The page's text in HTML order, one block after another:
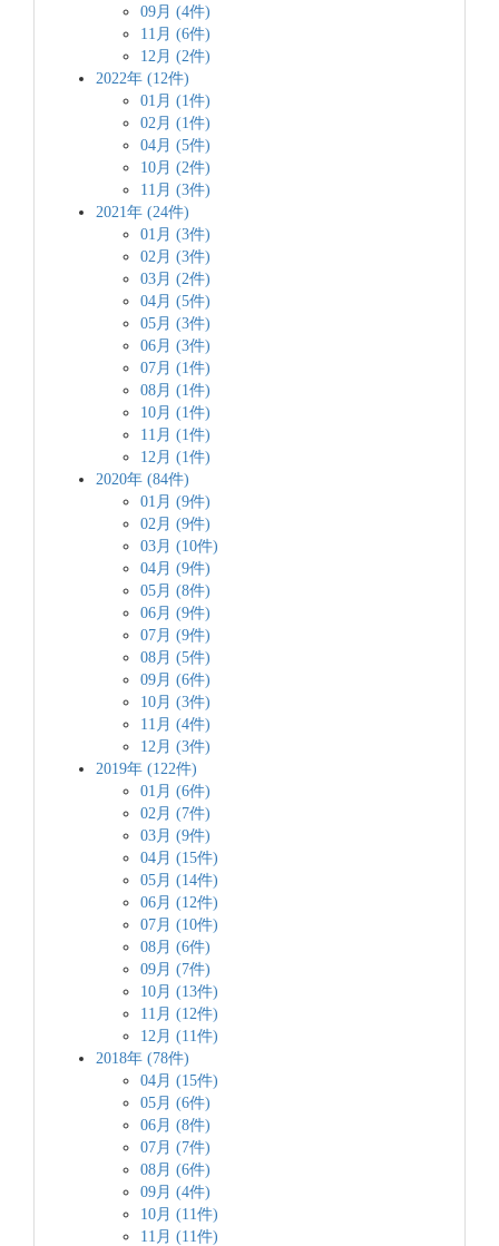
09月 (4件)
11月 (6件)
12月 (2件)
2022年 (12件)
01月 (1件)
02月 (1件)
04月 (5件)
10月 (2件)
11月 (3件)
2021年 (24件)
01月 (3件)
02月 (3件)
03月 (2件)
04月 (5件)
05月 (3件)
06月 (3件)
07月 (1件)
08月 (1件)
10月 (1件)
11月 (1件)
12月 (1件)
2020年 (84件)
01月 (9件)
02月 (9件)
03月 (10件)
04月 (9件)
05月 (8件)
06月 (9件)
07月 (9件)
08月 (5件)
09月 (6件)
10月 (3件)
11月 (4件)
12月 (3件)
2019年 (122件)
01月 (6件)
02月 (7件)
03月 (9件)
04月 (15件)
05月 (14件)
06月 (12件)
07月 (10件)
08月 (6件)
09月 (7件)
10月 (13件)
11月 (12件)
12月 (11件)
2018年 (78件)
04月 (15件)
05月 (6件)
06月 (8件)
07月 (7件)
08月 (6件)
09月 (4件)
10月 (11件)
11月 (11件)